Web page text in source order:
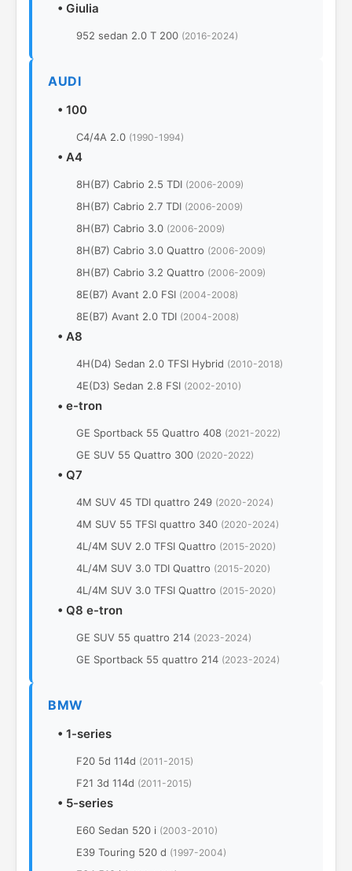
• Giulia
952 sedan 2.0 T 200 (2016-2024)
AUDI
• 100
C4/4A 2.0 (1990-1994)
• A4
8H(B7) Cabrio 2.5 TDI (2006-2009)
8H(B7) Cabrio 2.7 TDI (2006-2009)
8H(B7) Cabrio 3.0 (2006-2009)
8H(B7) Cabrio 3.0 Quattro (2006-2009)
8H(B7) Cabrio 3.2 Quattro (2006-2009)
8E(B7) Avant 2.0 FSI (2004-2008)
8E(B7) Avant 2.0 TDI (2004-2008)
• A8
4H(D4) Sedan 2.0 TFSI Hybrid (2010-2018)
4E(D3) Sedan 2.8 FSI (2002-2010)
• e-tron
GE Sportback 55 Quattro 408 (2021-2022)
GE SUV 55 Quattro 300 (2020-2022)
• Q7
4M SUV 45 TDI quattro 249 (2020-2024)
4M SUV 55 TFSI quattro 340 (2020-2024)
4L/4M SUV 2.0 TFSI Quattro (2015-2020)
4L/4M SUV 3.0 TDI Quattro (2015-2020)
4L/4M SUV 3.0 TFSI Quattro (2015-2020)
• Q8 e-tron
GE SUV 55 quattro 214 (2023-2024)
GE Sportback 55 quattro 214 (2023-2024)
BMW
• 1-series
F20 5d 114d (2011-2015)
F21 3d 114d (2011-2015)
• 5-series
E60 Sedan 520 i (2003-2010)
E39 Touring 520 d (1997-2004)